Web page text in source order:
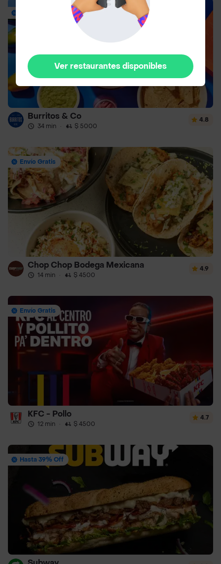
Burritos & Co
34 min · $ 5000
4.8
Envío Gratis
Chop Chop Bodega Mexicana
14 min · $ 4500
4.9
Envío Gratis
KFC - Pollo
12 min · $ 4500
4.7
Hasta 39% Off
Ver restaurantes disponibles